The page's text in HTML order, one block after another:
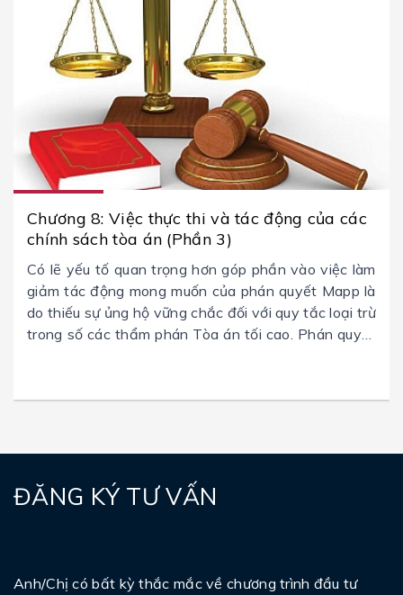
Chương 8: Việc thực thi và tác động của các
chính sách tòa án (Phần 3)
Có lẽ yếu tố quan trọng hơn góp phần vào việc làm
giảm tác động mong muốn của phán quyết Mapp là
do thiếu sự ủng hộ vững chắc đối với quy tắc loại trừ
trong số các thẩm phán Tòa án tối cao. Phán quyết
phán đã công khai chỉ trích quy tắc loại trừ.
ĐĂNG KÝ TƯ VẤN
Anh/Chị có bất kỳ thắc mắc về chương trình đầu tư